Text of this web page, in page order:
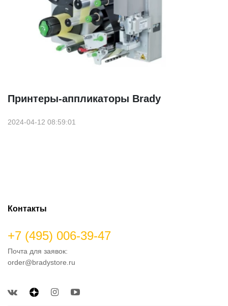
Принтеры-аппликаторы Brady
2024-04-12 08:59:01
Контакты
+7 (495) 006-39-47
Почта для заявок:
order@bradystore.ru